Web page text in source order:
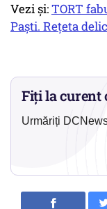
Vezi și:TORT
Paști. Rețeta
Fiți la curent
Urmăriți